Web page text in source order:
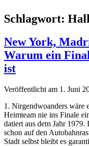
Schlagwort:
New York,
Warum ein
ist
Veröffentlicht am 1. Juni
1. Nirgendwoanders wäre
Heimteam nie ins Finale
datiert aus dem Jahr 1979.
schon auf den
Stadt selbst bleibt es